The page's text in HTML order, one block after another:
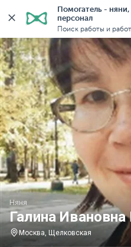
Помогатель -
персонал
Поиск работы и
Главная Няни Няни
Галина Ивановна
Няня
Москва, Щелковская